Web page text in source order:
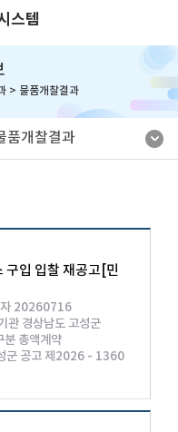
스템
> 물품개찰결과
품개찰결과
구입 입찰 재공고[민
자 20260716
관 경상남도 고성군
분 총액계약
군 공고 제2026 - 1360